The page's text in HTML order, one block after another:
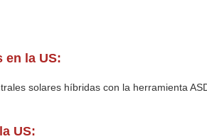
en la US:
solares híbridas con la herramienta
US: